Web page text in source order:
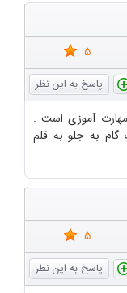
5
آموزی است .
به جلو به قلم
5